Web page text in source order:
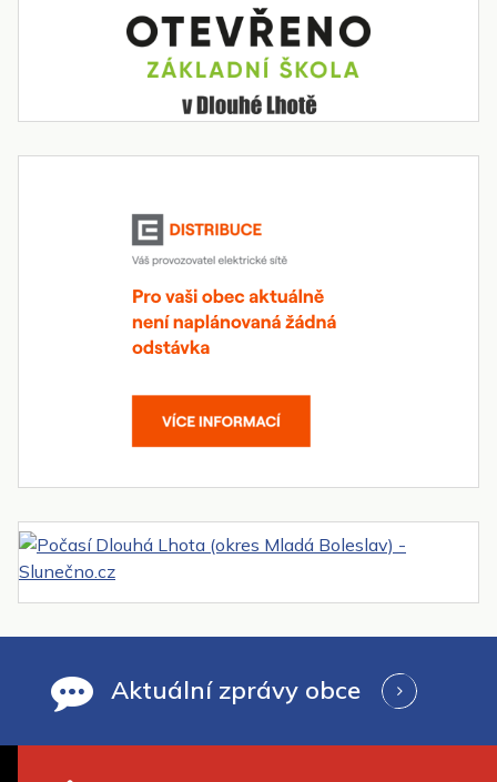
Aktuální zprávy obce